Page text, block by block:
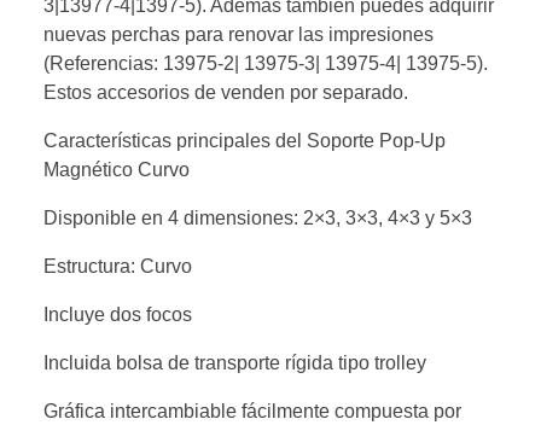
3|13977-4|1397-5). Además también puedes adquirir
nuevas perchas para renovar las impresiones
(Referencias: 13975-2| 13975-3| 13975-4| 13975-5).
Estos accesorios de venden por separado.
Características principales del Soporte Pop-Up
Magnético Curvo
Disponible en 4 dimensiones: 2×3, 3×3, 4×3 y 5×3
Estructura: Curvo
Incluye dos focos
Incluida bolsa de transporte rígida tipo trolley
Gráfica intercambiable fácilmente compuesta por